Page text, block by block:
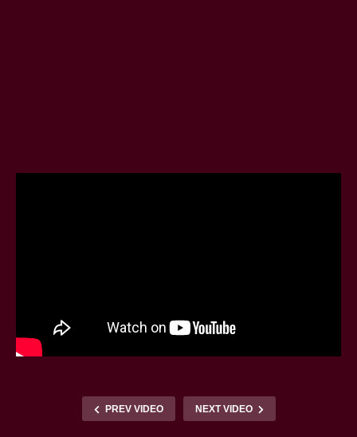
PREV VIDEO NEXT VIDEO